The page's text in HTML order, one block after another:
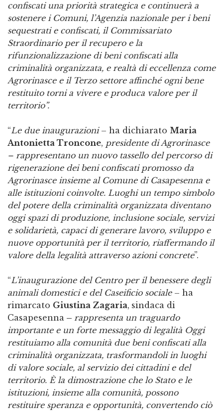
confiscati una priorità strategica e continuerà a
sostenere i Comuni, l’Agenzia nazionale per i beni
sequestrati e confiscati, il Commissariato
Straordinario per il recupero e la
rifunzionalizzazione di beni confiscati alla
criminalità organizzata, e realtà di eccellenza come
Agrorinasce e il Terzo settore affinché ogni bene
restituito torni a vivere e produca valore per il
territorio”.
“Le due inaugurazioni– ha dichiarato Maria
Antonietta Troncone, presidente di Agrorinasce
– rappresentano un nuovo tassello del percorso di
rigenerazione dei beni confiscati promosso da
Agrorinasce insieme al Comune di Casapesenna e
alle istituzioni coinvolte. Luoghi un tempo simbolo
del potere della criminalità organizzata diventano
oggi spazi di produzione, inclusione sociale, servizi
e solidarietà, capaci di generare lavoro, sviluppo e
nuove opportunità per il territorio, riaffermando il
valore della legalità attraverso azioni concrete”.
“L’inaugurazione del Centro per il benessere degli
animali domestici e del Caseificio sociale– ha
rimarcato Giustina Zagaria, sindaca di
Casapesenna – rappresenta un traguardo
importante e un forte messaggio di legalità Oggi
restituiamo alla comunità due beni confiscati alla
criminalità organizzata, trasformandoli in luoghi
di valore sociale, al servizio dei cittadini e del
territorio. È la dimostrazione che lo Stato e le
istituzioni, insieme alla comunità, possono
restituire speranza e opportunità, convertendo ciò